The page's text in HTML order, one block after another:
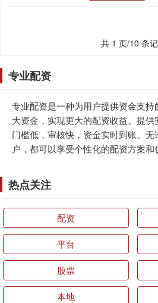
共 1 页/10 条
专业配资
专业配资是一种为用户提供资金支
大资金，实现更大的配资收益。提供
门槛低，审核快，资金实时到账。
户，都可以享受个性化的配资方案和
热点关注
配资
平台
股票
本地